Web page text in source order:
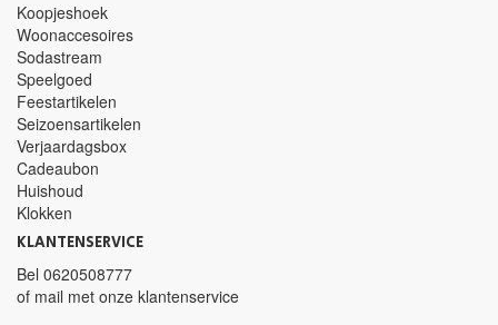
Koopjeshoek
Woonaccesoires
Sodastream
Speelgoed
Feestartikelen
Seizoensartikelen
Verjaardagsbox
Cadeaubon
Huishoud
Klokken
KLANTENSERVICE
Bel 0620508777
of mail met onze klantenservice